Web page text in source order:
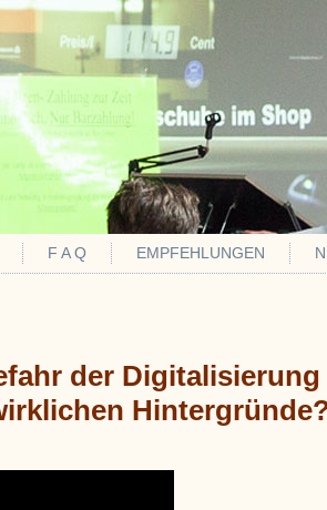
F A Q EMPFEHLUNGEN
der Digitalisierung